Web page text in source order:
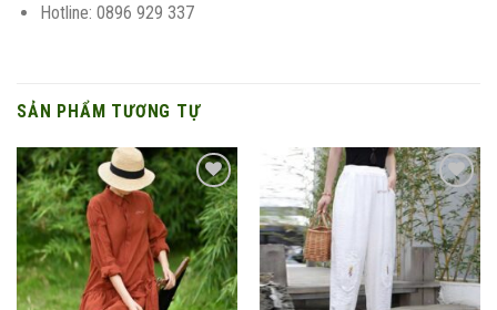
Hotline: 0896 929 337
SẢN PHẨM TƯƠNG TỰ
Add to
wishlist
Add to
wishlist